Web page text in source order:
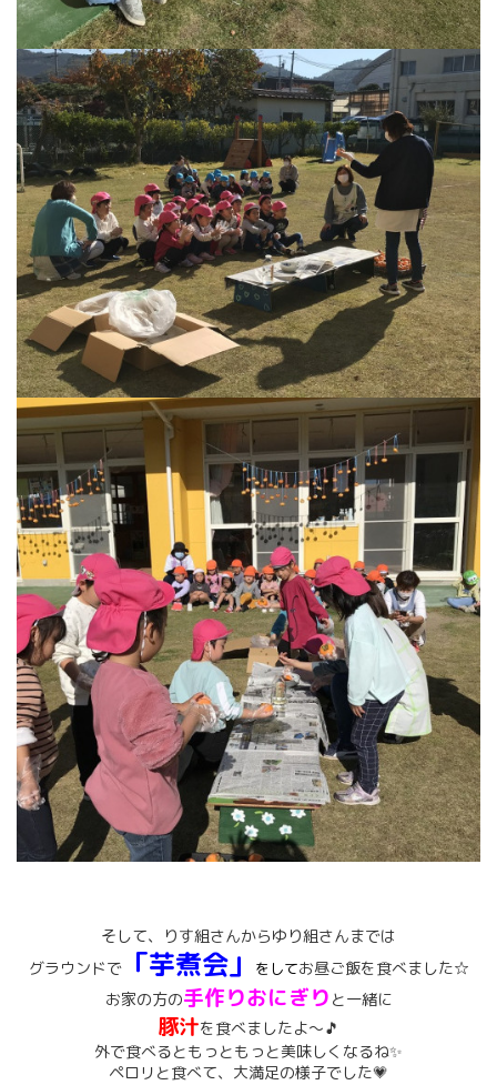
そして、りす組さんからゆり組さんまでは
グラウンドで「芋煮会」 をしてお昼ご飯を食べました☆
お家の方の手作りおにぎり と一緒に
豚汁を食べましたよ～🎵
外で食べるともっともっと美味しくなるね✨
ペロリと食べて、大満足の様子でした💗